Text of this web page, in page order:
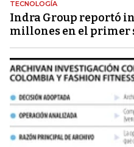
TECNOLOGÍA
Indra Group reportó
millones en el primer